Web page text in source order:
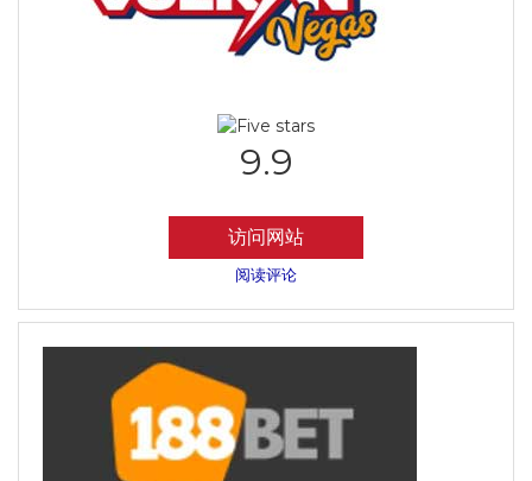
9.9
访问网站
阅读评论